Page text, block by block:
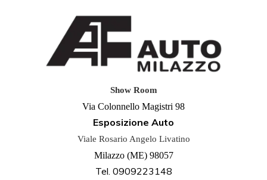
Show Room
Via Colonnello Magistri 98
Esposizione Auto
Viale Rosario Angelo Livatino
Milazzo (ME) 98057
Tel. 0909223148